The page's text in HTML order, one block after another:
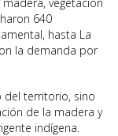
640
hasta La
la demanda por
del territorio, sino
de la madera y
indígena.